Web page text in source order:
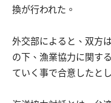
換が行われた。
外交部によると、双方
の下、漁業協力に関す
ていく事で合意したと